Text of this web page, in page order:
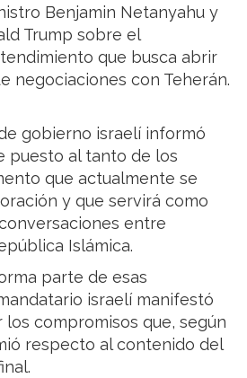
Benjamin Netanyahu y
Trump sobre el
que busca abrir
negociaciones con Teherán.
gobierno israelí informó
puesto al tanto de los
que actualmente se
y que servirá como
entre
Islámica.
parte de esas
israelí manifestó
compromisos que, según
respecto al contenido del